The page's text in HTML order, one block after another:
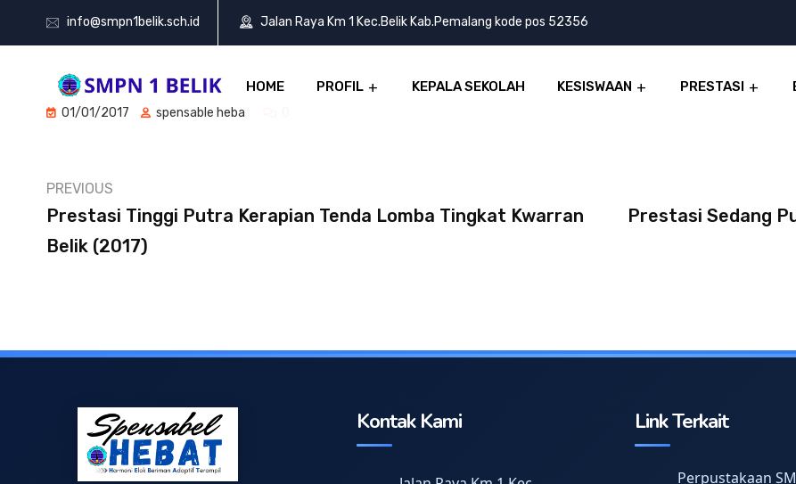
info@smpn1belik.sch.id Jalan Raya Km 1 Kec.Belik Kab.Pemalang kode pos 52356
HOME PROFIL KEPALA SEKOLAH KESISWAAN PRESTASI
01/01/2017 spensable hebat
PREVIOUS
Prestasi Tinggi Putra Kerapian Tenda Lomba Tingkat Kwarran
Belik (2017)
Prestasi Sedang
Kontak Kami Link Terkait
Perpustakaan